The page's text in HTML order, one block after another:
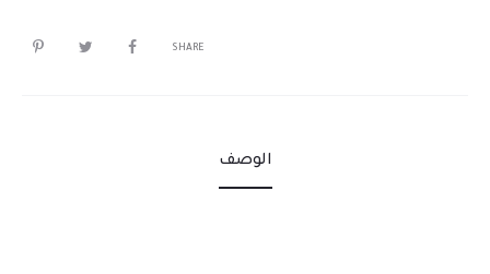
SHARE
الوصف